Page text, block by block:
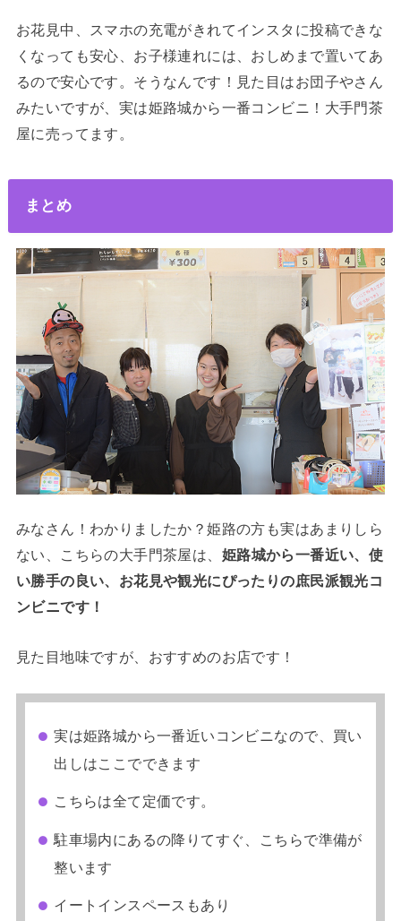
お花見中、スマホの充電がきれてインスタに投稿できな
くなっても安心、お子様連れには、おしめまで置いてあ
るので安心です。そうなんです！見た目はお団子やさん
みたいですが、実は姫路城から一番コンビニ！大手門茶
屋に売ってます。
まとめ
みなさん！わかりましたか？姫路の方も実はあまりしら
ない、こちらの大手門茶屋は、 姫路城から一番近い、使
い勝手の良い、お花見や観光にぴったりの庶民派観光コ
ンビニです！
見た目地味ですが、おすすめのお店です！
実は姫路城から一番近いコンビニなので、買い
出しはここでできます
こちらは全て定価です。
駐車場内にあるの降りてすぐ、こちらで準備が
整います
イートインスペースもあり